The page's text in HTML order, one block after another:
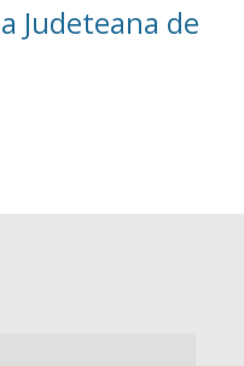
Judeteana de